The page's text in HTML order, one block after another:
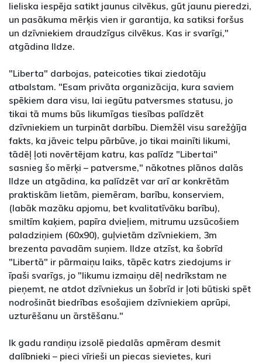
lieliska iespēja satikt jaunus cilvēkus, gūt jaunu pieredzi,
un pasākuma mērķis vien ir garantija, ka satiksi foršus
un dzīvniekiem draudzīgus cilvēkus. Kas ir svarīgi,"
atgādina Ildze.
"Liberta" darbojas, pateicoties tikai ziedotāju
atbalstam. "Esam privāta organizācija, kura saviem
spēkiem dara visu, lai iegūtu patversmes statusu, jo
tikai tā mums būs likumīgas tiesības palīdzēt
dzīvniekiem un turpināt darbību. Diemžēl visu sarežģīja
fakts, ka jāveic telpu pārbūve, jo tikai mainīti likumi,
tādēļ ļoti novērtējam katru, kas palīdz "Libertai"
sasnieg šo mērķi – patversme," nākotnes plānos dalās
Ildze un atgādina, ka palīdzēt var arī ar konkrētām
praktiskām lietām, piemēram, barību, konserviem,
(labāk mazāku apjomu, bet kvalitatīvāku barību),
smiltīm kaķiem, papīra dvieļiem, mitrumu uzsūcošiem
paladziņiem (60x90), guļvietām dzīvniekiem, 3m
brezenta pavadām suņiem. Ildze atzīst, ka šobrīd
"Libertā" ir pārmaiņu laiks, tāpēc katrs ziedojums ir
īpaši svarīgs, jo "likumu izmaiņu dēļ nedrīkstam ne
pieņemt, ne atdot dzīvniekus un šobrīd ir ļoti būtiski spēt
nodrošināt biedrības esošajiem dzīvniekiem aprūpi,
uzturēšanu un ārstēšanu."
Ik gadu randiņu izsolē piedalās apmēram desmit
dalībnieki – pieci vīrieši un piecas sievietes, kuri